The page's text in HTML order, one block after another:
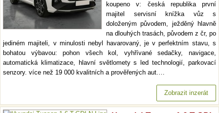
koupeno v: česká republika první
majitel servisní knížka vůz s
doloženým původem, ježděný hlavně
na dlouhých trasách, původem z čr, po
jediném majiteli, v minulosti nebyl havarovaný, je v perfektním stavu, s
bohatou výbavou: pohon všech kol, vyhřívané sedačky, navigace,
automatická klimatizace, hlavní světlomety s led technologií, parkovací
senzory. více než 19 000 kvalitních a prověřených aut.…
Zobrazit inzerát